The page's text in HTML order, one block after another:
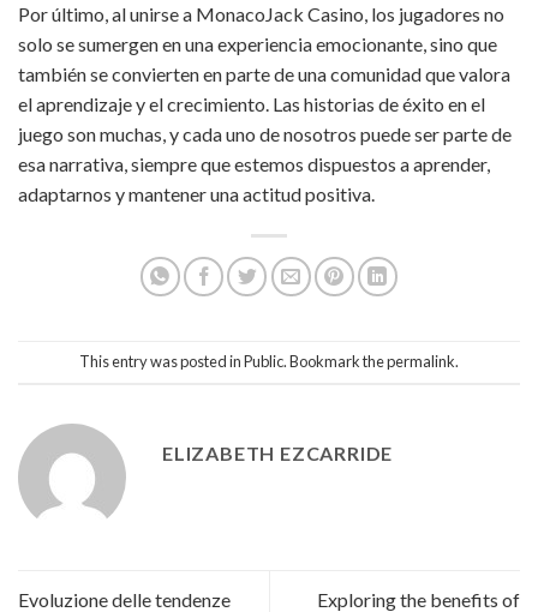
Por último, al unirse a MonacoJack Casino, los jugadores no
solo se sumergen en una experiencia emocionante, sino que
también se convierten en parte de una comunidad que valora
el aprendizaje y el crecimiento. Las historias de éxito en el
juego son muchas, y cada uno de nosotros puede ser parte de
esa narrativa, siempre que estemos dispuestos a aprender,
adaptarnos y mantener una actitud positiva.
This entry was posted inPublic. Bookmark thepermalink.
ELIZABETH EZCARRIDE
Evoluzione delle tendenze
Exploring the benefits of